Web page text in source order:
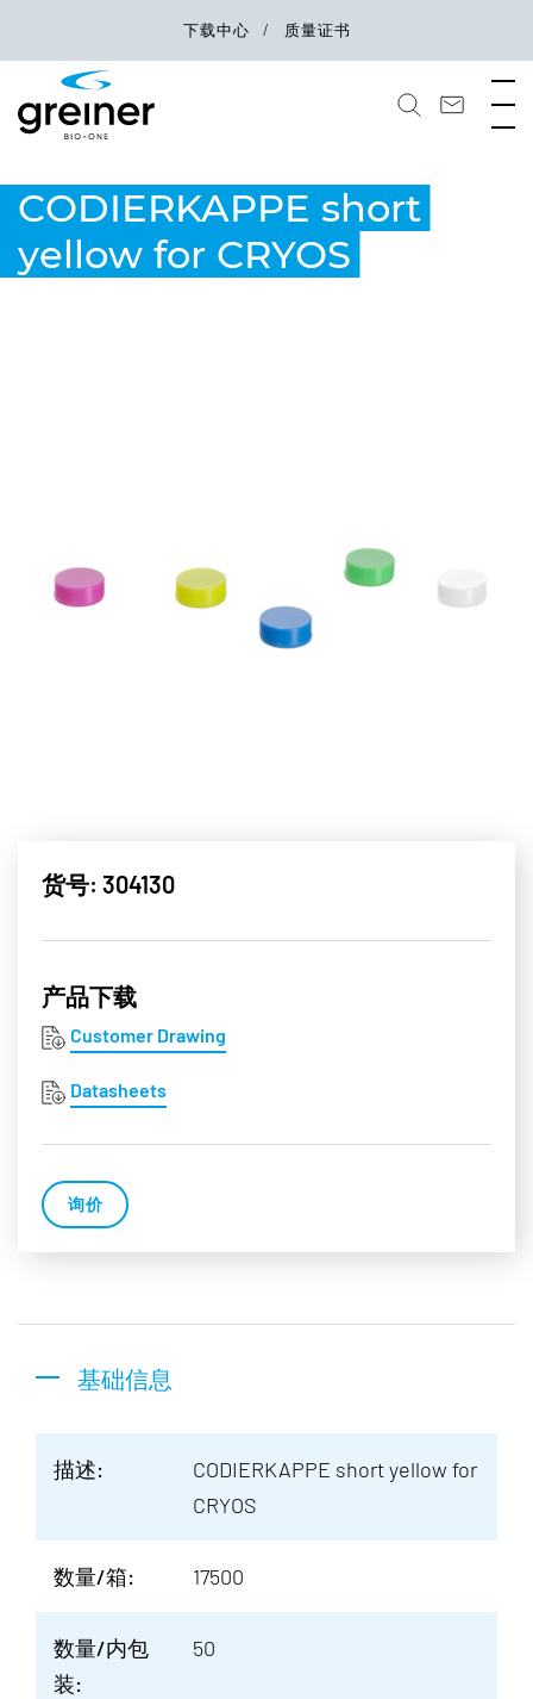
下载中心 质量证书
CODIERKAPPE short
yellow for CRYOS
货号: 304130
产品下载
Customer Drawing
Datasheets
询价
基础信息
描述:
CODIERKAPPE short yellow for
CRYOS
数量/箱: 17500
数量/内包
装:
50